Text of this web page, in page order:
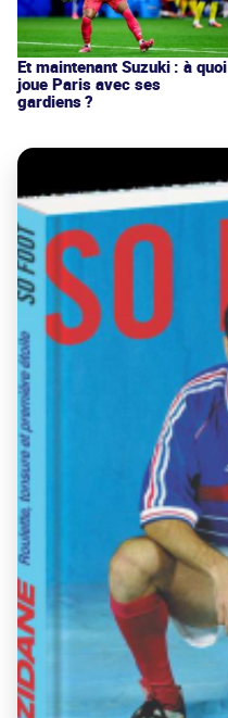
Et maintenant Suzuki : à quoi
joue Paris avec ses
gardiens ?